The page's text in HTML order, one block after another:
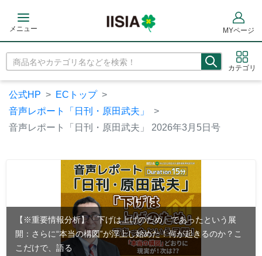
メニュー
カテゴリ
MYページ
公式HP
ECトップ
音声レポート「日刊・原田武夫」
音声レポート「日刊・原田武夫」 2026年3月5日号
【※重要情報分析】「下げは上げのため」であったという展
開：さらに“本当の構図”が浮上し始めた！何が起きるのか？こ
こだけで、語る